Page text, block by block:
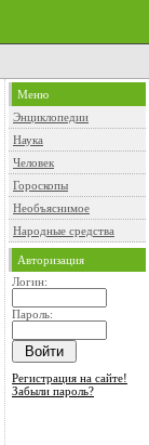
Меню
Энциклопедии
Наука
Человек
Гороскопы
Необъяснимое
Народные средства
Авторизация
Логин:
Пароль:
Регистрация на сайте!
Забыли пароль?